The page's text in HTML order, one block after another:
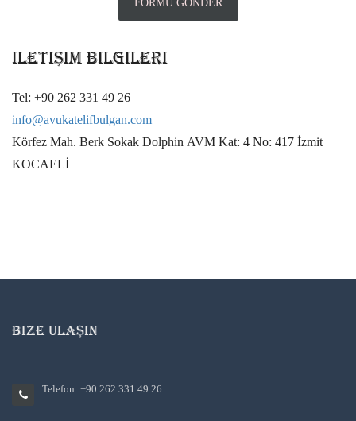
İletişim Bilgileri
Tel: +90 262 331 49 26
info@avukatelifbulgan.com
Körfez Mah. Berk Sokak Dolphin AVM Kat: 4 No: 417 İzmit
KOCAELİ
BİZE ULAŞIN
Telefon: +90 262 331 49 26